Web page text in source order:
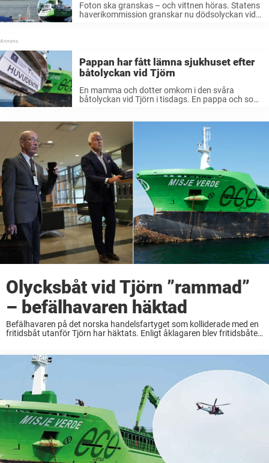
Foton ska granskas – och vittnen höras. Statens
haverikommission granskar nu dödsolyckan vid
Pappan har fått lämna sjukhuset efter
båtolyckan vid Tjörn
En mamma och dotter omkom i den svåra
båtolyckan vid Tjörn i tisdags. En pappa och son
Olycksbåt vid Tjörn ”rammad”
– befälhavaren häktad
Befälhavaren på det norska handelsfartyget som kolliderade med en
fritidsbåt utanför Tjörn har häktats. Enligt åklagaren blev fritidsbåten
genast ...